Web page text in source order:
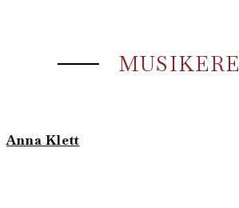
MUSIKERE
Anna Klett